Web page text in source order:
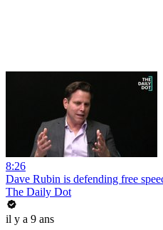
8:26
Dave Rubin is defending free
The Daily Dot
il y a 9 ans